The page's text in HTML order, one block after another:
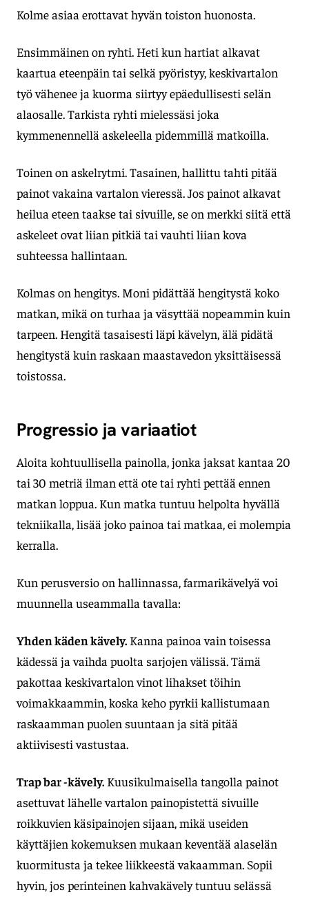
Kolme asiaa erottavat hyvän toiston huonosta.
Ensimmäinen on ryhti. Heti kun hartiat alkavat
kaartua eteenpäin tai selkä pyöristyy, keskivartalon
työ vähenee ja kuorma siirtyy epäedullisesti selän
alaosalle. Tarkista ryhti mielessäsi joka
kymmenennellä askeleella pidemmillä matkoilla.
Toinen on askelrytmi. Tasainen, hallittu tahti pitää
painot vakaina vartalon vieressä. Jos painot alkavat
heilua eteen taakse tai sivuille, se on merkki siitä että
askeleet ovat liian pitkiä tai vauhti liian kova
suhteessa hallintaan.
Kolmas on hengitys. Moni pidättää hengitystä koko
matkan, mikä on turhaa ja väsyttää nopeammin kuin
tarpeen. Hengitä tasaisesti läpi kävelyn, älä pidätä
hengitystä kuin raskaan maastavedon yksittäisessä
toistossa.
Progressio ja variaatiot
Aloita kohtuullisella painolla, jonka jaksat kantaa 20
tai 30 metriä ilman että ote tai ryhti pettää ennen
matkan loppua. Kun matka tuntuu helpolta hyvällä
tekniikalla, lisää joko painoa tai matkaa, ei molempia
kerralla.
Kun perusversio on hallinnassa, farmarikävelyä voi
muunnella useammalla tavalla:
Yhden käden kävely. Kanna painoa vain toisessa
kädessä ja vaihda puolta sarjojen välissä. Tämä
pakottaa keskivartalon vinot lihakset töihin
voimakkaammin, koska keho pyrkii kallistumaan
raskaamman puolen suuntaan ja sitä pitää
aktiivisesti vastustaa.
Trap bar -kävely. Kuusikulmaisella tangolla painot
asettuvat lähelle vartalon painopistettä sivuille
roikkuvien käsipainojen sijaan, mikä useiden
käyttäjien kokemuksen mukaan keventää alaselän
kuormitusta ja tekee liikkeestä vakaamman. Sopii
hyvin, jos perinteinen kahvakävely tuntuu selässä